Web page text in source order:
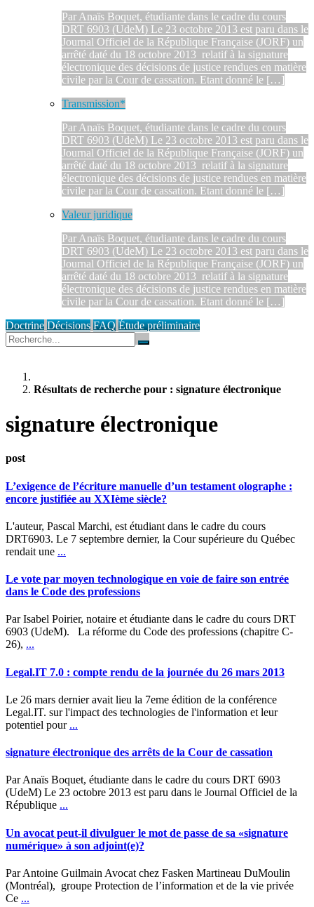
Par Anaïs Boquet, étudiante dans le cadre du cours
DRT 6903 (UdeM) Le 23 octobre 2013 est paru dans le
Journal Officiel de la République Française (JORF) un
arrêté daté du 18 octobre 2013 relatif à la signature
électronique des décisions de justice rendues en matière
civile par la Cour de cassation. Etant donné le […]
Transmission*
Par Anaïs Boquet, étudiante dans le cadre du cours
DRT 6903 (UdeM) Le 23 octobre 2013 est paru dans le
Journal Officiel de la République Française (JORF) un
arrêté daté du 18 octobre 2013 relatif à la signature
électronique des décisions de justice rendues en matière
civile par la Cour de cassation. Etant donné le […]
Valeur juridique
Par Anaïs Boquet, étudiante dans le cadre du cours
DRT 6903 (UdeM) Le 23 octobre 2013 est paru dans le
Journal Officiel de la République Française (JORF) un
arrêté daté du 18 octobre 2013 relatif à la signature
électronique des décisions de justice rendues en matière
civile par la Cour de cassation. Etant donné le […]
Doctrine Décisions FAQ Étude préliminaire
Résultats de recherche pour : signature électronique
signature électronique
post
L’exigence de l’écriture manuelle d’un testament olographe :
encore justifiée au XXIème siècle?
L'auteur, Pascal Marchi, est étudiant dans le cadre du cours
DRT6903. Le 7 septembre dernier, la Cour supérieure du Québec
rendait une ...
Le vote par moyen technologique en voie de faire son entrée
dans le Code des professions
Par Isabel Poirier, notaire et étudiante dans le cadre du cours DRT
6903 (UdeM). La réforme du Code des professions (chapitre C-
26), ...
Legal.IT 7.0 : compte rendu de la journée du 26 mars 2013
Le 26 mars dernier avait lieu la 7eme édition de la conférence
Legal.IT. sur l'impact des technologies de l'information et leur
potentiel pour ...
signature électronique des arrêts de la Cour de cassation
Par Anaïs Boquet, étudiante dans le cadre du cours DRT 6903
(UdeM) Le 23 octobre 2013 est paru dans le Journal Officiel de la
République ...
Un avocat peut-il divulguer le mot de passe de sa «signature
numérique» à son adjoint(e)?
Par Antoine Guilmain Avocat chez Fasken Martineau DuMoulin
(Montréal), groupe Protection de l’information et de la vie privée
Ce ...